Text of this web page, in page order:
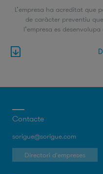
L’empresa ha acreditat que
de caràcter preventiu
l’empresa es
Contacte
sorigue@sorigue.com
Directori d'empreses